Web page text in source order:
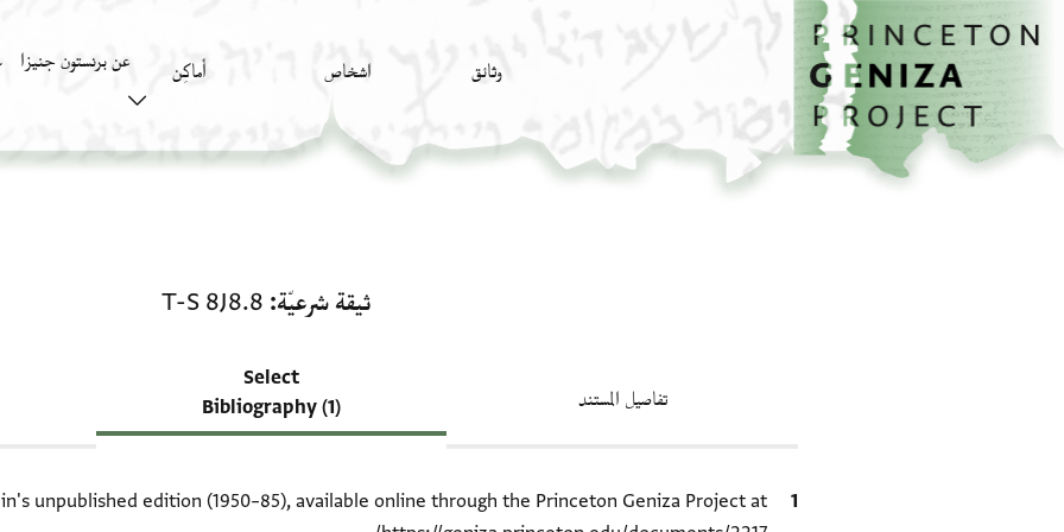
تخطي إلى المحتوى الرئيسي
الصفحة الرئيسية
وثائق اشخاص أَماكِن عن برنستون جنيزا
ثيقة شرعيّة T-S 8J8.8
تفاصيل المستند
Select
Bibliography (1)
الاقتباس المرجعي
unpublished edition (1950–85), available online through the Princeton Geniza Project at